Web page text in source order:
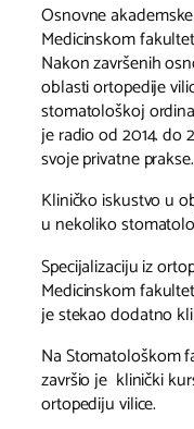
Osnovne
Medicinskom
Nakon završenih
oblasti ortopedije
stomatološkoj
je radio od 2014. do
svoje privatne prakse.
Kliničko iskustvo u
u nekoliko
Specijalizaciju iz
Medicinskom
je stekao dodatno
Na Stomatološkom
završio je klinički
ortopediju vilice.